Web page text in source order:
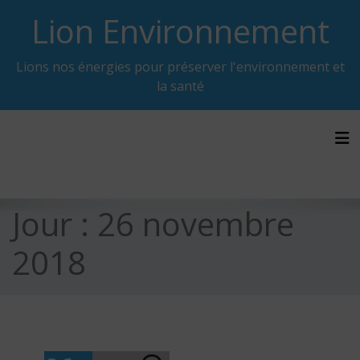
contentLion Environnement
Lions nos énergies pour préserver l'environnement et
la santé
Jour : 26 novembre
2018